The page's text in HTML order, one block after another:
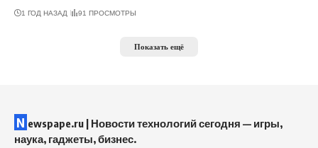
1 ГОД НАЗАД 91 ПРОСМОТРЫ
Показать ещё
N ewspape.ru | Новости технологий сегодня — игры,
наука, гаджеты, бизнес.